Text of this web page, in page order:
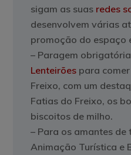
sigam as suas redes
desenvolvem várias
promoção do espaço
– Paragem
Lenteirões para
Freixo, com um
Fatias do Freixo, os
biscoitos de milho.
– Para os amantes de
Animação Turística e